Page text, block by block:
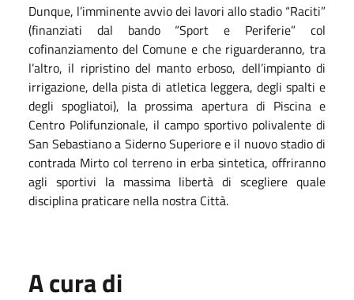
Dunque, l’imminente avvio dei lavori allo stadio “Raciti”
(finanziati dal bando “Sport e Periferie” col
cofinanziamento del Comune e che riguarderanno, tra
l’altro, il ripristino del manto erboso, dell’impianto di
irrigazione, della pista di atletica leggera, degli spalti e
degli spogliatoi), la prossima apertura di Piscina e
Centro Polifunzionale, il campo sportivo polivalente di
San Sebastiano a Siderno Superiore e il nuovo stadio di
contrada Mirto col terreno in erba sintetica, offriranno
agli sportivi la massima libertà di scegliere quale
disciplina praticare nella nostra Città.
A cura di